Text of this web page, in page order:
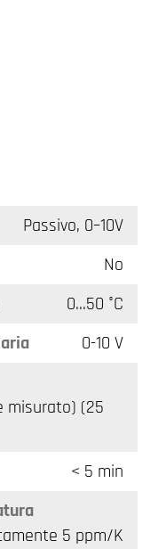
Passivo, 0–10V
No
0…50 °C
0-10 V
misurato) (25
< 5 min
5 ppm/K